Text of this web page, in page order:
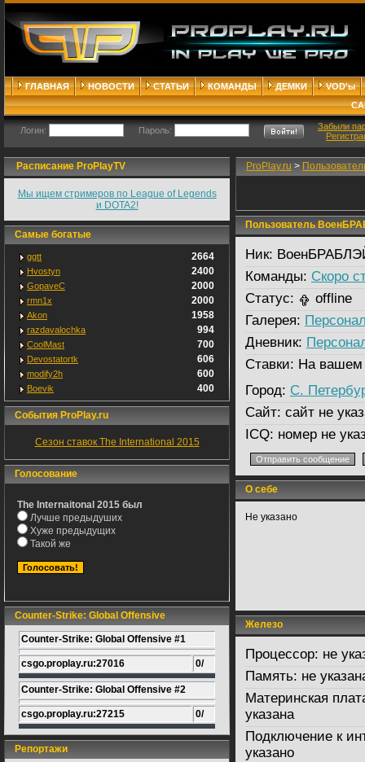
ГЛАВНАЯ НОВОСТИ СТАТЬИ КОМАНДЫ ДЕМКИ
VOD'ы
Логин: Пароль:
Забыли
Расписание ProPlayTV
Мы ищем стримеров по League of Legends
и DOTA2!
Самые богатые
ggtt 2664
Hvostyn 2400
GopaveC 2000
rmn1x 2000
Akon 1958
razdavalochka 994
CoolMast 700
Devostatortk 606
modify2h 600
Boevik 400
События ProPlay.ru
Сезон ставок The International 2015
Голосование
The Internaitonal 2015 был
Лучше предыдуших
Хуже предыдущих
Такой же
Counter-Strike: Global Offensive
Counter-Strike: Global Offensive #1
csgo.proplay.ru:27016 0/
Counter-Strike: Global Offensive #2
csgo.proplay.ru:27215 0/
Репортажи
ProPlay.ru >
Пользователь
Ник:
Команды: Скоро
Статус:
offline
Галерея:
Дневник:
Ставки: На вашем
Город: С.
Сайт: сайт не
ICQ: номер не
О себе
Не указано
Железо
Процессор: не
Память: не
Материнская
указана
Подключение к
указано